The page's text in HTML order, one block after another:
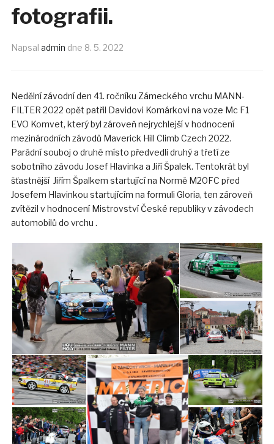
fotografii.
Napsal admin dne 8. 5. 2022
Nedělní závodní den 41. ročníku Zámeckého vrchu MANN-
FILTER 2022 opět patřil Davidovi Komárkovi na voze Mc F1
EVO Komvet, který byl zároveň nejrychlejší v hodnocení
mezinárodních závodů Maverick Hill Climb Czech 2022.
Parádní souboj o druhé místo předvedli druhý a třetí ze
sobotního závodu Josef Hlavinka a Jiří Špalek. Tentokrát byl
šťastnější Jiřím Špalkem startující na Normě M20FC před
Josefem Hlavinkou startujícím na formuli Gloria, ten zároveň
zvítězil v hodnocení Mistrovství České republiky v závodech
automobilů do vrchu .